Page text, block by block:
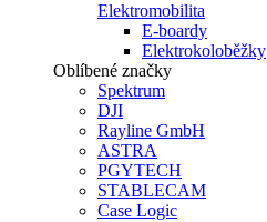
Elektromobilita
E-boardy
Elektrokoloběžky
Oblíbené značky
Spektrum
DJI
Rayline GmbH
ASTRA
PGYTECH
STABLECAM
Case Logic